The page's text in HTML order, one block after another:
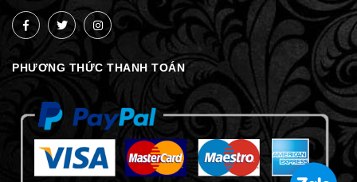
PHƯƠNG THỨC THANH TOÁN